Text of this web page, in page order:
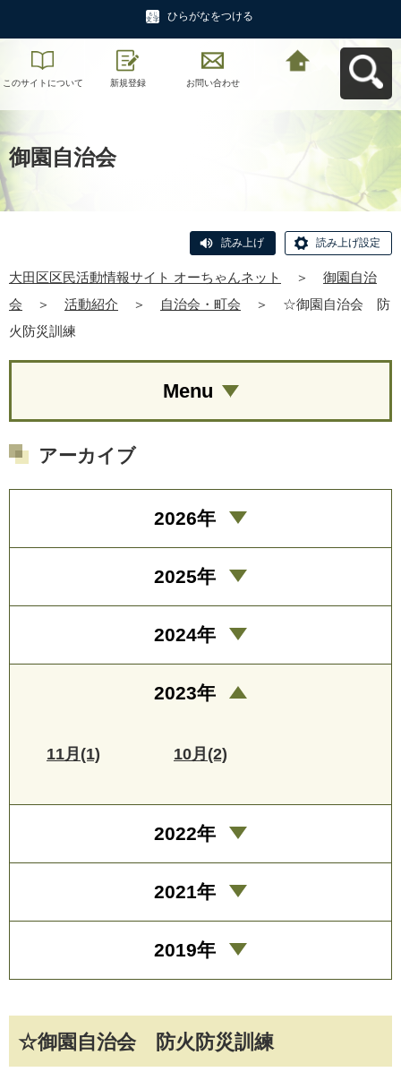
ひらがなをつける
このサイトについて 新規登録 お問い合わせ
御園自治会
読み上げ 読み上げ設定
大田区区民活動情報サイト オーちゃんネット ＞
御園自治
会
＞ 活動紹介 ＞ 自治会・町会 ＞
☆御園自治会 防
火防災訓練
☆御園自治会 防火防災訓練
Menu
アーカイブ
2026年
2025年
2024年
2023年
11月(1) 10月(2)
2022年
2021年
2019年